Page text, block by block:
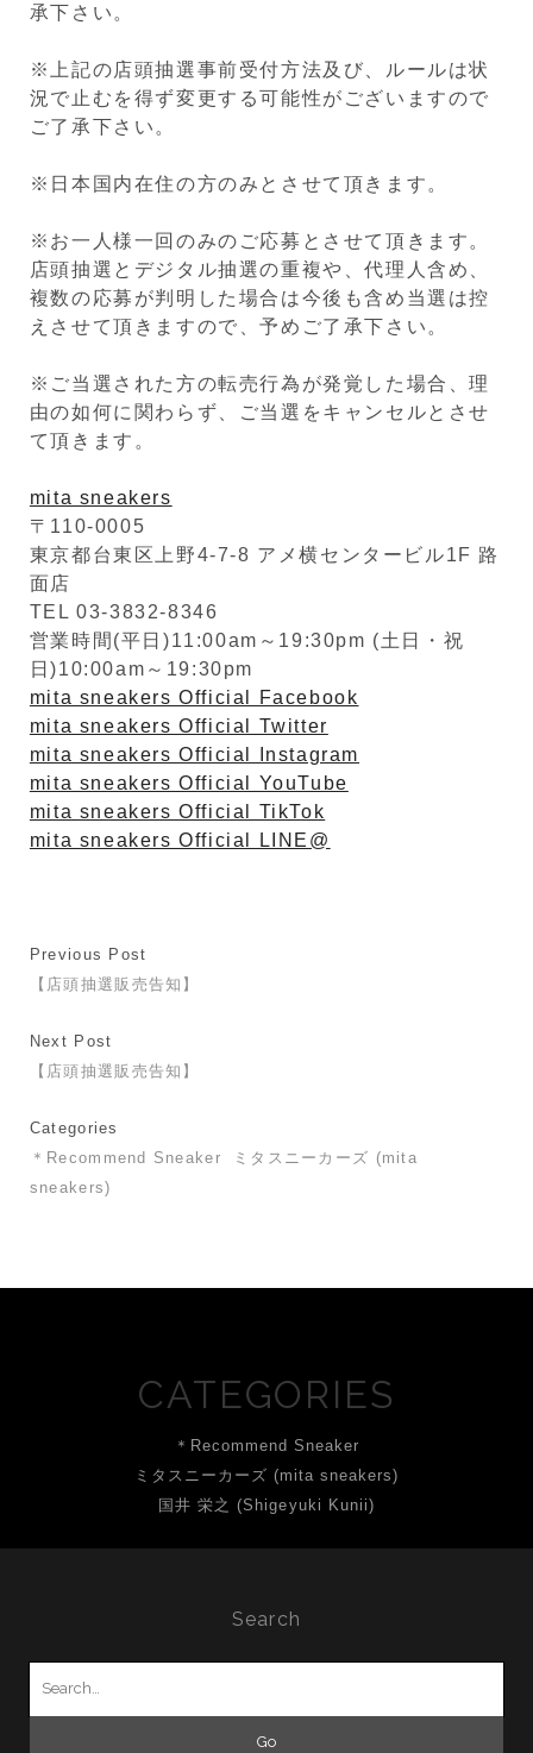
承下さい。
※上記の店頭抽選事前受付方法及び、ルールは状
況で止むを得ず変更する可能性がございますので
ご了承下さい。
※日本国内在住の方のみとさせて頂きます。
※お一人様一回のみのご応募とさせて頂きます。
店頭抽選とデジタル抽選の重複や、代理人含め、
複数の応募が判明した場合は今後も含め当選は控
えさせて頂きますので、予めご了承下さい。
※ご当選された方の転売行為が発覚した場合、理
由の如何に関わらず、ご当選をキャンセルとさせ
て頂きます。
mita sneakers
〒110-0005
東京都台東区上野4-7-8 アメ横センタービル1F 路
面店
TEL 03-3832-8346
営業時間(平日)11:00am～19:30pm (土日・祝
日)10:00am～19:30pm
mita sneakers Official Facebook
mita sneakers Official Twitter
mita sneakers Official Instagram
mita sneakers Official YouTube
mita sneakers Official TikTok
mita sneakers Official LINE@
Previous Post
【店頭抽選販売告知】
Next Post
【店頭抽選販売告知】
Categories
＊Recommend Sneaker
ミタスニーカーズ (mita
sneakers)
CATEGORIES
＊Recommend Sneaker
ミタスニーカーズ (mita sneakers)
国井 栄之 (Shigeyuki Kunii)
Search